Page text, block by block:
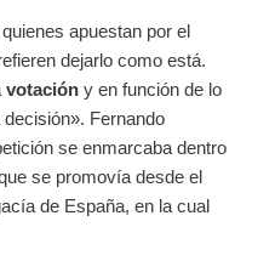
apuestan por el
dejarlo como está.
votación y en función de lo
Fernando
se enmarcaba dentro
se promovía desde el
de España, en la cual